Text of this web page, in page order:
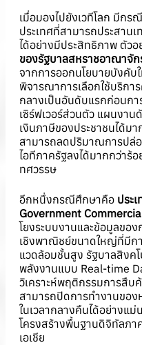
เมื่อมองไปยังเวทีโลก มีก
ประเทศที่สามารถประสาน
ได้อย่างมีประสิทธิภาพ ตัวอ
ของรัฐบาลสหราชอาณาจั
จากการออกนโยบายบังคั
พิจารณาการเลือกใช้บริกา
กลางเป็นอันดับแรกก่อนก
เซิร์ฟเวอร์ส่วนตัว แผนงาน
เงินภาษีของประชาชนได้ม
สามารถลดปริมาณการปล่
ไอทีภาครัฐลงได้มากกว่าร้อ
ทศวรรษ
อีกหนึ่งกรณีศึกษาคือ ประ
Government
โยงระบบงานและข้อมูลขอ
เชิงพาณิชย์ขนาดใหญ่ที่มีก
แวดล้อมชั้นสูง รัฐบาลสิงค
พลังงานแบบ Real-time
วิเคราะห์พฤติกรรมการสืบ
สามารถปิดการทำงานของ
ในเวลากลางคืนได้อย่างแ
โครงสร้างพื้นฐานดิจิทัลภ
เอเชีย